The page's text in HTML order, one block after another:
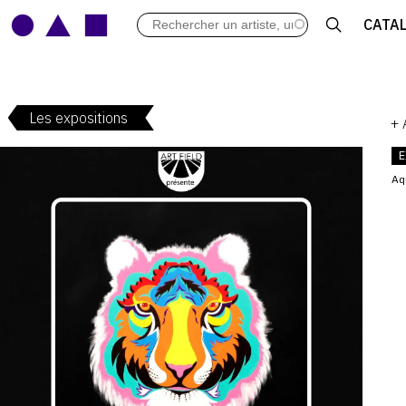
ARCHIVES DES EXPOSITIONS
Les expositions +